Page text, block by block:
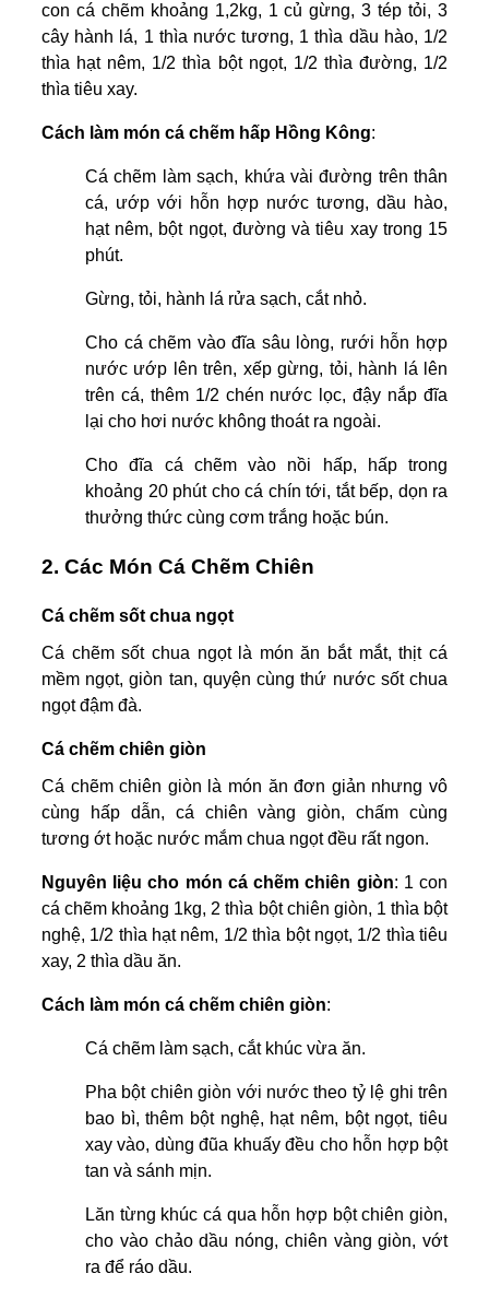
con cá chẽm khoảng 1,2kg, 1 củ gừng, 3 tép tỏi, 3
cây hành lá, 1 thìa nước tương, 1 thìa dầu hào, 1/2
thìa hạt nêm, 1/2 thìa bột ngọt, 1/2 thìa đường, 1/2
thìa tiêu xay.
Cách làm món cá chẽm hấp Hồng Kông:
Cá chẽm làm sạch, khứa vài đường trên thân
cá, ướp với hỗn hợp nước tương, dầu hào,
hạt nêm, bột ngọt, đường và tiêu xay trong 15
phút.
Gừng, tỏi, hành lá rửa sạch, cắt nhỏ.
Cho cá chẽm vào đĩa sâu lòng, rưới hỗn hợp
nước ướp lên trên, xếp gừng, tỏi, hành lá lên
trên cá, thêm 1/2 chén nước lọc, đậy nắp đĩa
lại cho hơi nước không thoát ra ngoài.
Cho đĩa cá chẽm vào nồi hấp, hấp trong
khoảng 20 phút cho cá chín tới, tắt bếp, dọn ra
thưởng thức cùng cơm trắng hoặc bún.
2. Các Món Cá Chẽm Chiên
Cá chẽm sốt chua ngọt
Cá chẽm sốt chua ngọt là món ăn bắt mắt, thịt cá
mềm ngọt, giòn tan, quyện cùng thứ nước sốt chua
ngọt đậm đà.
Cá chẽm chiên giòn
Cá chẽm chiên giòn là món ăn đơn giản nhưng vô
cùng hấp dẫn, cá chiên vàng giòn, chấm cùng
tương ớt hoặc nước mắm chua ngọt đều rất ngon.
Nguyên liệu cho món cá chẽm chiên giòn: 1 con
cá chẽm khoảng 1kg, 2 thìa bột chiên giòn, 1 thìa bột
nghệ, 1/2 thìa hạt nêm, 1/2 thìa bột ngọt, 1/2 thìa tiêu
xay, 2 thìa dầu ăn.
Cách làm món cá chẽm chiên giòn:
Cá chẽm làm sạch, cắt khúc vừa ăn.
Pha bột chiên giòn với nước theo tỷ lệ ghi trên
bao bì, thêm bột nghệ, hạt nêm, bột ngọt, tiêu
xay vào, dùng đũa khuấy đều cho hỗn hợp bột
tan và sánh mịn.
Lăn từng khúc cá qua hỗn hợp bột chiên giòn,
cho vào chảo dầu nóng, chiên vàng giòn, vớt
ra để ráo dầu.